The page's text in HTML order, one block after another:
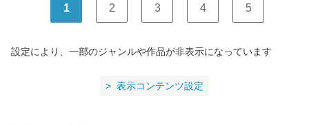
1 2 3 4 5
設定により、一部のジャンルや作品が非表示になっています
表示コンテンツ設定